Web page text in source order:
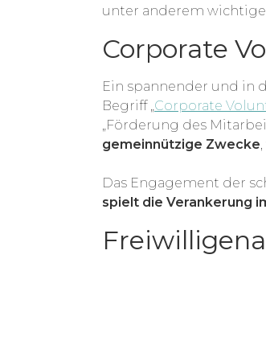
unter anderem
Corporate
Ein spannender und in
Begriff „Corporate
„Förderung des
gemeinnützige Zwecke
Das Engagement der
spielt die Verankerung